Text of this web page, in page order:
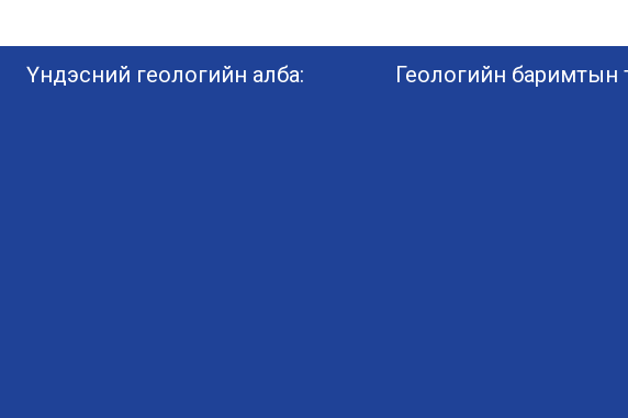
Үндэсний геологийн алба: Геологийн баримтын